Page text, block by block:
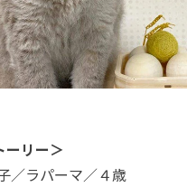
リー＞
／ラパーマ／４歳